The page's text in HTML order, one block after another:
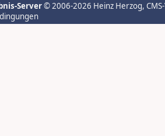
Server© 2006-2026 Heinz Herzog,